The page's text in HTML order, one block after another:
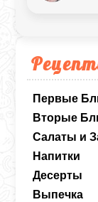
Первые
Вторые
Салаты и
Напитки
Десерты
Выпечка